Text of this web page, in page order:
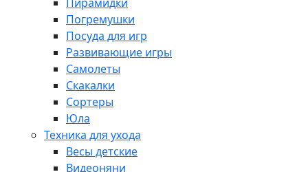
Погремушки
Посуда для игр
Развивающие игры
Самолеты
Скакалки
Сортеры
Юла
Техника для ухода
Весы детские
Видеоняни